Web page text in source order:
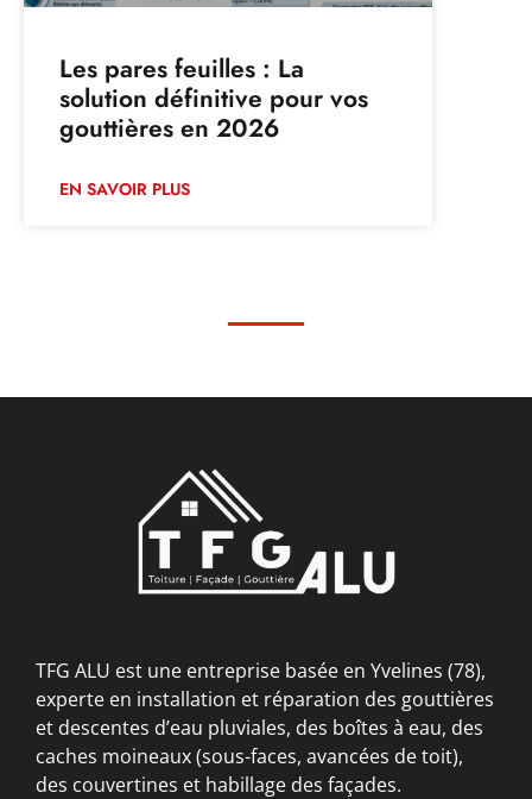
Les pares feuilles : La
solution définitive pour vos
gouttières en 2026
EN SAVOIR PLUS
TFG ALU est une entreprise basée en Yvelines (78),
experte en installation et réparation des gouttières
et descentes d’eau pluviales, des boîtes à eau, des
caches moineaux (sous-faces, avancées de toit),
des couvertines et habillage des façades.